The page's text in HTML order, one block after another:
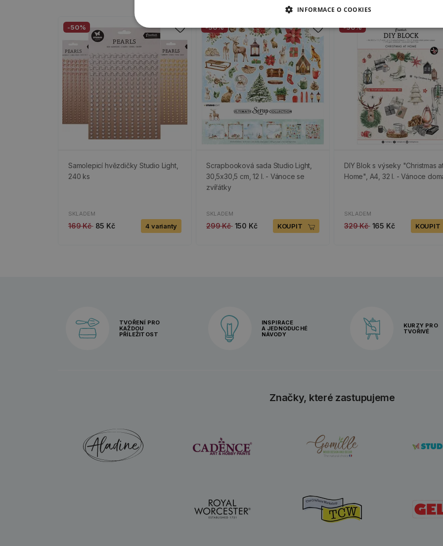
-50%
Samolepicí hvězdičky Studio Light,
240 ks
SKLADEM
169 Kč 85 Kč 4 varianty
-50%
Scrapbooková sada Studio Light,
30,5x30,5 cm, 12 l. - Vánoce se
zvířátky
SKLADEM
299 Kč 150 Kč KOUPIT
-50%
DIY Blok s výseky "Christmas
Home", A4, 32 l. - Vánoce
SKLADEM
329 Kč 165 Kč KOUPIT
TVOŘENÍ PRO
KAŽDOU
PŘÍLEŽITOST
INSPIRACE
A JEDNODUCHÉ
NÁVODY
KURZY PRO
TVOŘIVÉ
Značky, které zastupujeme
INFORMACE O COOKIES